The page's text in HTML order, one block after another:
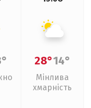
28°14°
Мінлива
хмарність